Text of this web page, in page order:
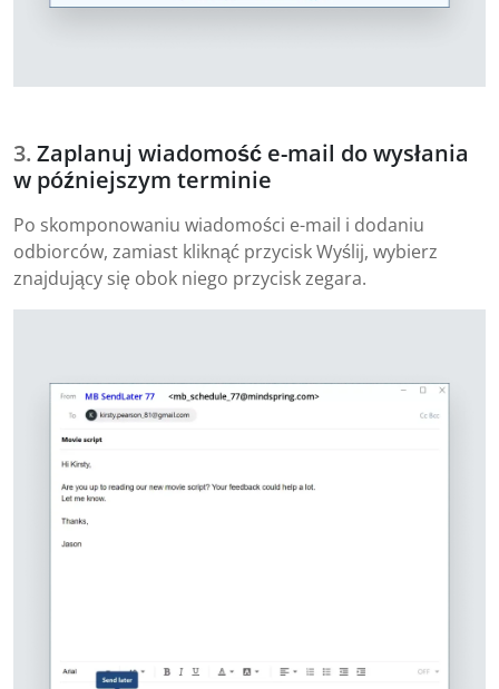
Zaplanuj wiadomość e-mail do wysłania
w późniejszym terminie
Po skomponowaniu wiadomości e-mail i dodaniu
odbiorców, zamiast kliknąć przycisk Wyślij, wybierz
znajdujący się obok niego przycisk zegara.